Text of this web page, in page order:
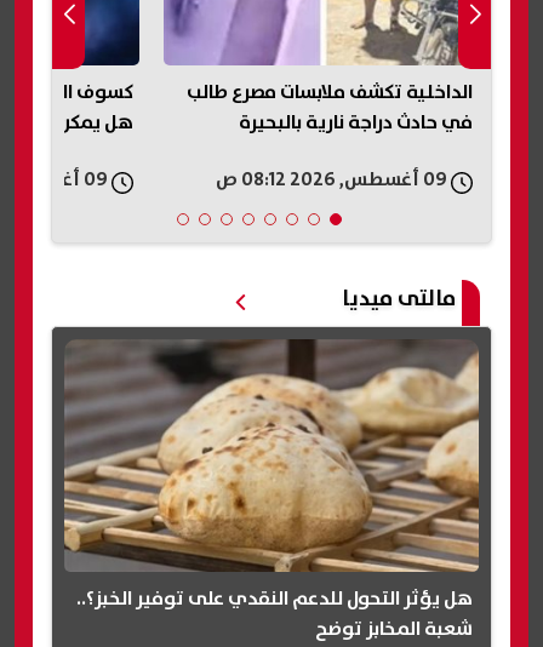
الداخلية تكشف ملابسات مصرع طالب
في حادث دراجة نارية بالبحيرة
هل يمكن
مالتى ميديا
هل يؤثر التحول للدعم النقدي على توفير الخبز؟..
شعبة المخابز توضح